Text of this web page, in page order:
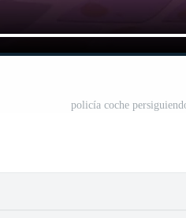
policía coche